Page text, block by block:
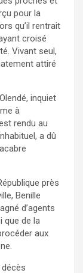
pour la
qu’il rentrait
croisé
Vivant seul,
attiré
inquiet
à
rendu au
a dû
près
Benille
d’agents
que de la
aux